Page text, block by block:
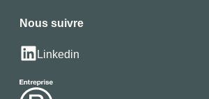
Nous suivre
Linkedin